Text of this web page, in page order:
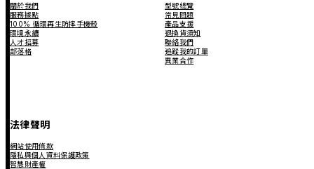
關於我們
服務據點
100% 循環再生防摔手機殼
環境永續
人才招募
部落格
型號總覽
常見問題
產品支援
退換貨須知
聯絡我們
追蹤我的訂單
異業合作
法律聲明
網站使用條款
隱私與個人資料保護政策
智慧財產權